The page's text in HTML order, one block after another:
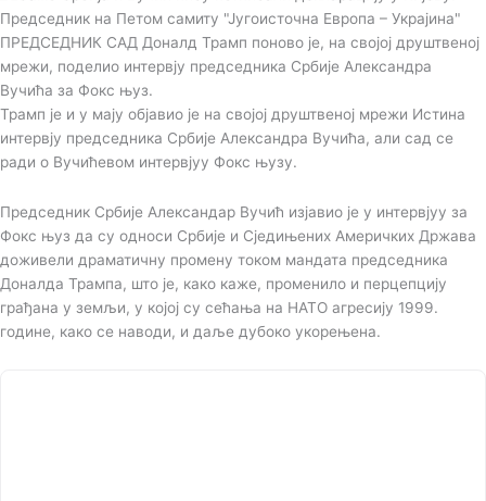
ПРЕДСЕДНИК САД Доналд Трамп поново је, на својој друштвеној
мрежи, поделио интервју председника Србије Александра
Вучића за Фокс њуз.
Трамп је и у мају објавио је на својој друштвеној мрежи Истина
интервју председника Србије Александра Вучића, али сад се
ради о Вучићевом интервјуу Фокс њузу.
Председник Србије Александар Вучић изјавио је у интервјуу за
Фокс њуз да су односи Србије и Сједињених Америчких Држава
доживели драматичну промену током мандата председника
Доналда Трампа, што је, како каже, променило и перцепцију
грађана у земљи, у којој су сећања на НАТО агресију 1999.
године, како се наводи, и даље дубоко укорењена.